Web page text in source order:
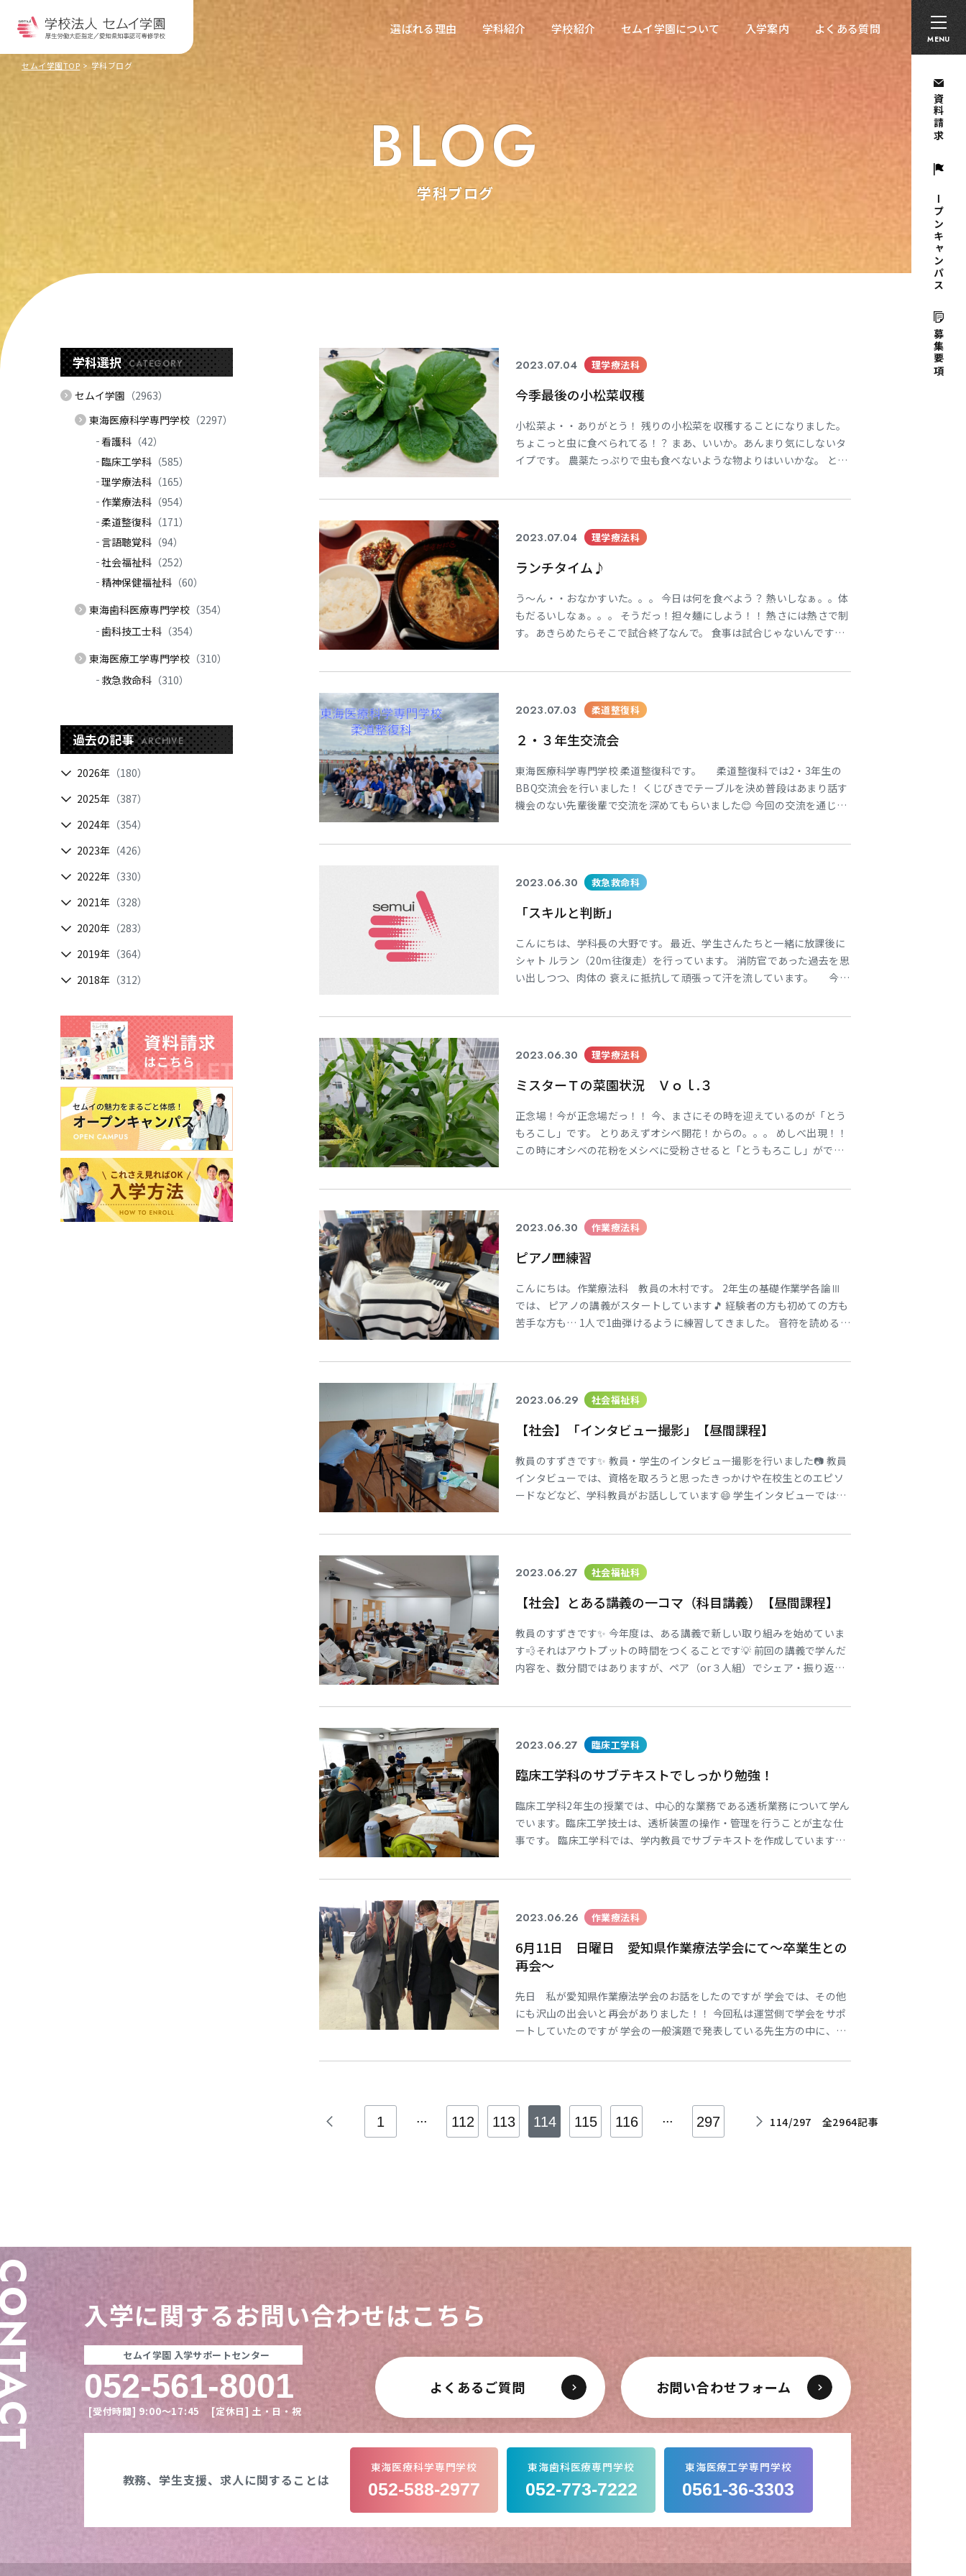
MENU
選ばれる理由 学科紹介 学校紹介 セムイ学園について 入学案内 よくある質問
資料請求
オープンキャンパス
募集要項
採用担当者の方へ 留学生の方へ
選ばれる理由 学科紹介 学校紹介
東海医療科学専門学校
東海歯科医療専門学校
セムイ学園について 入学案内 よくある質問
セムイ学園TOP 学科ブログ
BLOG
学科ブログ
2023.07.04 理学療法科
今季最後の小松菜収穫
小松菜よ・・ありがとう！ 残りの小松菜を収穫することになりました。
ちょこっと虫に食べられてる！？ まあ、いいか。あんまり気にしないタ
イプです。 農薬たっぷりで虫も食べないような物よりはいいかな。 とり
2023.07.04 理学療法科
ランチタイム♪
う～ん・・おなかすいた。。。 今日は何を食べよう？ 熱いしなぁ。。体
もだるいしなぁ。。。 そうだっ！担々麺にしよう！！ 熱さには熱さで制
す。あきらめたらそこで試合終了なんで。 食事は試合じゃないんですけ
2023.07.03 柔道整復科
２・３年生交流会
東海医療科学専門学校 柔道整復科です。 柔道整復科では2・3年生の
BBQ交流会を行いました！ くじびきでテーブルを決め普段はあまり話す
機会のない先輩後輩で交流を深めてもらいました😊 今回の交流を通じて
2023.06.30 救急救命科
「スキルと判断」
こんにちは、学科長の大野です。 最近、学生さんたちと一緒に放課後に
シャト ルラン（20ｍ往復走）を行っています。 消防官であった過去を思
い出しつつ、肉体の 衰えに抵抗して頑張って汗を流しています。 今回
2023.06.30 理学療法科
ミスターＴの菜園状況 Ｖｏｌ.３
正念場！今が正念場だっ！！ 今、まさにその時を迎えているのが「とう
もろこし」です。 とりあえずオシベ開花！からの。。。 めしべ出現！！
この時にオシベの花粉をメシベに受粉させると「とうもろこし」ができ
2023.06.30 作業療法科
ピアノ🎹練習
こんにちは。作業療法科 教員の木村です。 2年生の基礎作業学各論Ⅲ
では、 ピアノの講義がスタートしています🎵 経験者の方も初めての方も
苦手な方も… 1人で1曲弾けるように練習してきました。 音符を読めるよ
2023.06.29 社会福祉科
【社会】「インタビュー撮影」【昼間課程】
教員のすずきです✨ 教員・学生のインタビュー撮影を行いました📷 教員
インタビューでは、資格を取ろうと思ったきっかけや在校生とのエピソ
ードなどなど、学科教員がお話ししています😄 学生インタビューでは、
2023.06.27 社会福祉科
【社会】とある講義の一コマ（科目講義）【昼間課程】
教員のすずきです✨ 今年度は、ある講義で新しい取り組みを始めていま
す💨それはアウトプットの時間をつくることです💡 前回の講義で学んだ
内容を、数分間ではありますが、ペア（or３人組）でシェア・振り返り
2023.06.27 臨床工学科
臨床工学科のサブテキストでしっかり勉強！
臨床工学科2年生の授業では、中心的な業務である透析業務について学ん
でいます。臨床工学技士は、透析装置の操作・管理を行うことが主な仕
事です。 臨床工学科では、学内教員でサブテキストを作成しています。
2023.06.26 作業療法科
6月11日 日曜日 愛知県作業療法学会にて～卒業生との
再会～
先日 私が愛知県作業療法学会のお話をしたのですが 学会では、その他
にも沢山の出会いと再会がありました！！ 今回私は運営側で学会をサポ
ートしていたのですが 学会の一般演題で発表している先生方の中に、卒
表者は当日の学会にも参加していました🌟 久しぶりに会う卒業生はとて
1 ... 112 113 114 115 116 ... 297 114/297 全2964記事
学科選択 CATEGORY
セムイ学園 （2963）
東海医療科学専門学校 （2297）
看護科 （42）
臨床工学科 （585）
理学療法科 （165）
作業療法科 （954）
柔道整復科 （171）
言語聴覚科 （94）
社会福祉科 （252）
精神保健福祉科 （60）
東海歯科医療専門学校 （354）
歯科技工士科 （354）
東海医療工学専門学校 （310）
救急救命科 （310）
過去の記事 ARCHIVE
2026年 （180）
2025年 （387）
2024年 （354）
2023年 （426）
2022年 （330）
2021年 （328）
2020年 （283）
2019年 （364）
2018年 （312）
入学に関するお問い合わせはこちら
セムイ学園 入学サポートセンター
052-561-8001
[受付時間] 9:00〜17:45 [定休日] 土・日・祝
よくあるご質問 お問い合わせフォーム
教務、学生支援、求人に関することは
東海医療科学専門学校
052-588-2977
東海歯科医療専門学校
052-773-7222
東海医療工学専門学校
0561-36-3303
CLOSE
CLOSE
CLOSE
CLOSE